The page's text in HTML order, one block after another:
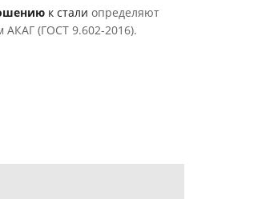
к стали определяют
АКАГ (ГОСТ 9.602-2016).